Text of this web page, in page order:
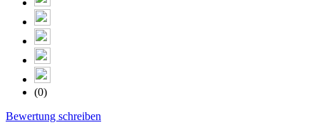
(0)
Bewertung schreiben